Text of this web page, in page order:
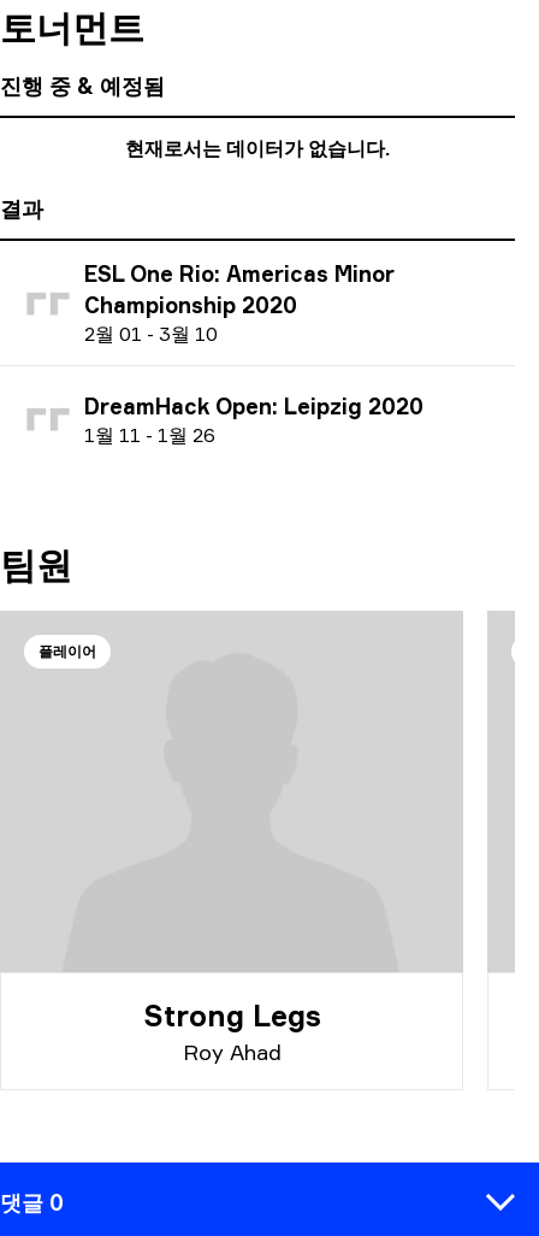
토너먼트
진행 중 & 예정됨
현재로서는 데이터가 없습니다.
결과
ESL One Rio: Americas Minor
Championship 2020
2월 01 - 3월 10
DreamHack Open: Leipzig 2020
1월 11 - 1월 26
팀원
플레이어
Strong Legs
Roy Ahad
댓글 0